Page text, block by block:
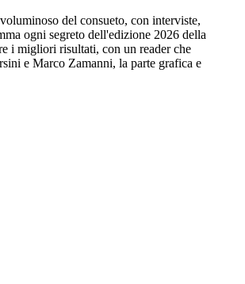
del consueto, con interviste,
ogni segreto dell'edizione 2026 della
i migliori risultati, con un reader che
e Marco Zamanni, la parte grafica e